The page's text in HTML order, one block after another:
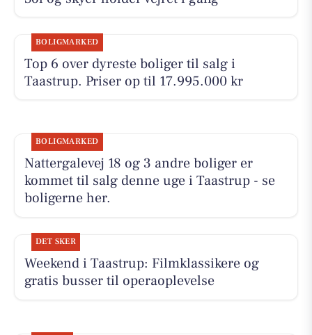
BOLIGMARKED
Top 6 over dyreste boliger til salg i
Taastrup. Priser op til 17.995.000 kr
BOLIGMARKED
Nattergalevej 18 og 3 andre boliger er
kommet til salg denne uge i Taastrup - se
boligerne her.
DET SKER
Weekend i Taastrup: Filmklassikere og
gratis busser til operaoplevelse